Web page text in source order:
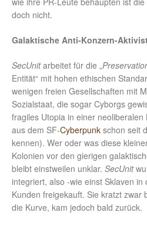
doch nicht.
Galaktische Anti-Konzern-
SecUnitarbeitet für die „
Entität“ mit hohen ethischen
wenigen freien Gesellschaften mit
Sozialstaat, die sogar Cyborgs
fragiles Utopia in einer neoliberalen
aus dem SF-Cyberpunk schon seit
kennen). Wer oder was diese
Kolonien vor den gierigen
bleibt einstweilen unklar. SecUnit
integriert, also -wie einst Sklaven
Kunden freigekauft. Sie kratzt zwar
die Kurve, kam jedoch bald zurück.